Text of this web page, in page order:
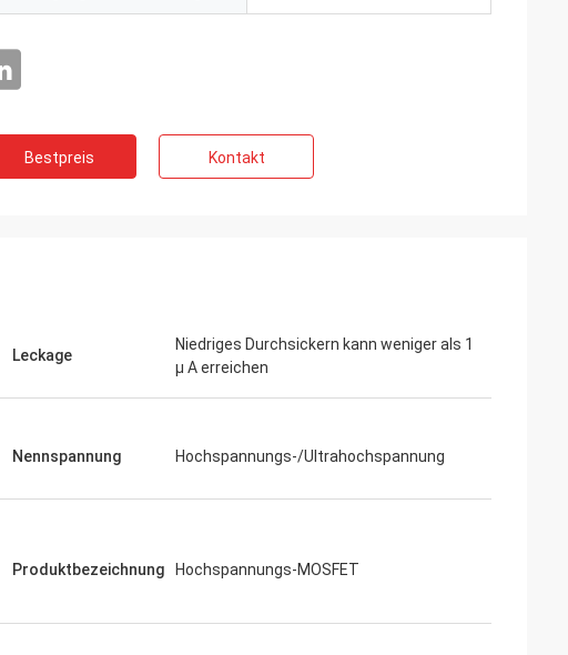
Bestpreis Kontakt
Leckage
Niedriges Durchsickern kann weniger als 1
µ A erreichen
Nennspannung Hochspannungs-/Ultrahochspannung
Produktbezeichnung Hochspannungs-MOSFET